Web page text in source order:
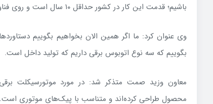
باشیم؛ قدمت این کار در کشور حداقل ۱۰ سال است و روی فناوری‌های مختلف کار شده است.
بگوییم که سه نوع اتوبوس برقی داریم که تولید داخل است.
معاون وزید صمت متذکر شد: در مورد موتورسیکلت
محصول طراحی کرده‌اند و متناسب با پیک‌های موتوری است.